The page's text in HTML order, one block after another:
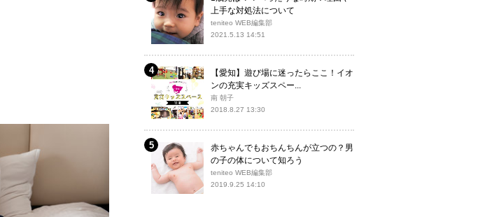
上手な対処法について
teniteo WEB編集部
2021.5.13 14:51
【愛知】遊び場に迷ったらここ！イオ
ンの充実キッズスペー...
南 朝子
2018.8.27 13:30
赤ちゃんでもおちんちんが立つの？男
の子の体について知ろう
teniteo WEB編集部
2019.9.25 14:10